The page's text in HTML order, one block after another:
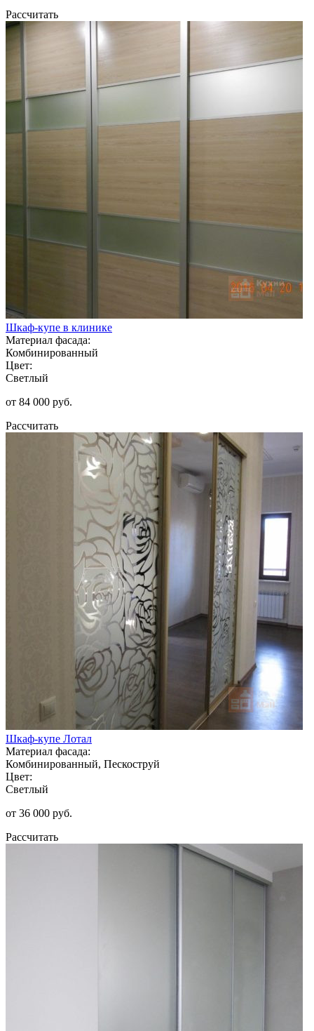
Рассчитать
Шкаф-купе в клинике
Материал фасада:
Комбинированный
Цвет:
Светлый
от 84 000 руб.
Рассчитать
Шкаф-купе Лотал
Материал фасада:
Комбинированный, Пескоструй
Цвет:
Светлый
от 36 000 руб.
Рассчитать